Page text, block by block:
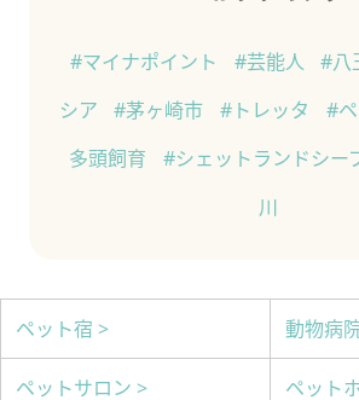
#マイナポイント #芸能人 #八
シア
#茅ヶ崎市 #トレッタ #
多頭飼育
#シェットランドシー
川
ペット宿 > 動物病
ペットサロン > ペット